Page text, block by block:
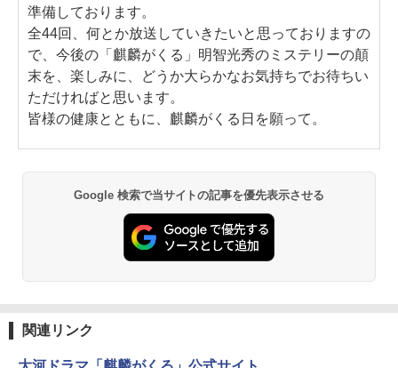
準備しております。
全44回、何とか放送していきたいと思っておりますの
で、今後の「麒麟がくる」明智光秀のミステリーの顛
末を、楽しみに、どうか大らかなお気持ちでお待ちい
ただければと思います。
皆様の健康とともに、麒麟がくる日を願って。
Google 検索で当サイトの記事を優先表示させる
関連リンク